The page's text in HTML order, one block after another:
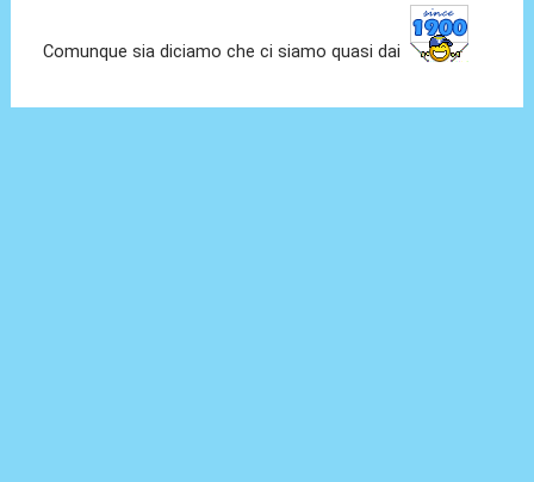
Comunque sia diciamo che ci siamo quasi dai